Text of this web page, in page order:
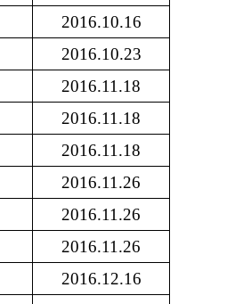
2016.10.16
2016.10.23
2016.11.18
2016.11.18
2016.11.18
2016.11.26
2016.11.26
2016.11.26
2016.12.16